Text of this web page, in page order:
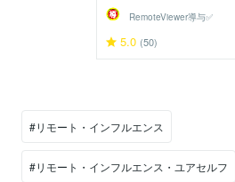
RemoteViewer導与✅
5.0 (50)
#リモート・インフルエンス
#リモート・インフルエンス・ユアセルフ